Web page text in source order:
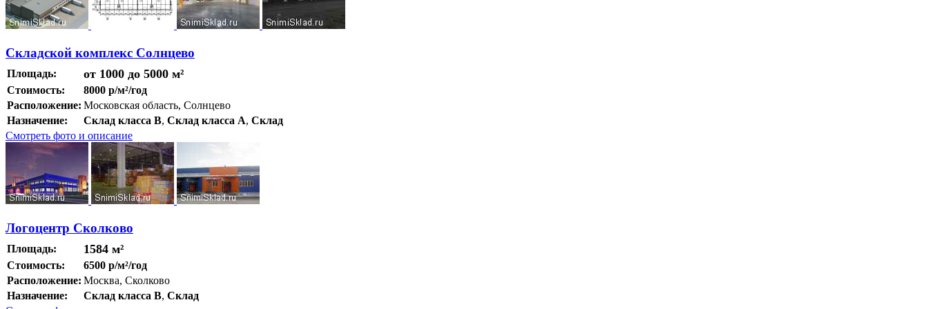
Складской комплекс Солнцево
Площадь: от 1000 до 5000 м²
Стоимость:
8000 р/м²/год
Расположение: Московская область, Солнцево
Назначение:
Склад класса B, Склад класса A, Склад
Смотреть фото и описание
Логоцентр Сколково
Площадь: 1584 м²
Стоимость:
6500 р/м²/год
Расположение: Москва, Сколково
Назначение:
Склад класса B, Склад